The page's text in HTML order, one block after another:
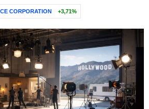
CORPORATION +3,71%